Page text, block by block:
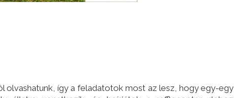
olvashatunk, így a feladatotok most az lesz, hogy egy-egy